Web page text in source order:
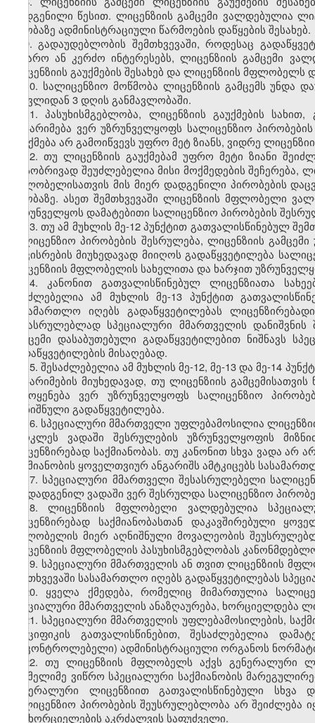
დადგენილი წესით. ლიცენზიის გამცემი ვალდებულია
თაობაზე ადმინისტრაციული წარმოების დაწყების შესახებ.
9. გადაუდებლობის შემთხვევაში, როდესაც
საჯარო ან კერძო ინტერესებს, ლიცენზიის გამცემი
ლიცენზიის გაუქმების შესახებ და ლიცენზიის
10. სალიცენზიო მოწმობა ლიცენზიის გამცემს უნდა
შესვლიდან 3 დღის განმავლობაში.
11. პასუხისმგებლობა, ლიცენზიის გაუქმების
დაჯარიმება ვერ უზრუნველყოფს სალიცენზიო
გაუქმება არ გამოიწვევს უფრო მეტ ზიანს, ვიდრე
12. თუ ლიცენზიის გაუქმებამ უფრო მეტი ზიანი
არსობრივად შეუძლებელია მისი მოქმედების შეჩერება,
მფლობელისათვის მის მიერ დადგენილი პირობების
თაობაზე. ასეთ შემთხვევაში ლიცენზიის მფლობელი
უზრუნველყოს დამატებითი სალიცენზიო პირობების
13. თუ ამ მუხლის მე-12 პუნქტით გათვალისწინებულ
სალიცენზიო პირობების შესრულება, ლიცენზიის
დაკისრების მიუხედავად მიიღოს გადაწყვეტილება
ლიცენზიის მფლობელის სახელითა და ხარჯით
14. კანონით გათვალისწინებულ ლიცენზიათა
შეუძლებელია ამ მუხლის მე-13 პუნქტით
სასამართლო იღებს გადაწყვეტილებას
შესასრულებლად სპეციალური მმართველის დანიშვნის
გამცემი დასაბუთებული გადაწყვეტილებით ნიშნავს
გადაწყვეტილების მისაღებად.
15. შესაძლებელია ამ მუხლის მე-12, მე-13 და მე-14
დაჯარიმების მიუხედავად, თუ ლიცენზიის
გამოყენება ვერ უზრუნველყოფს სალიცენზიო
აღნიშნული გადაწყვეტილება.
16. სპეციალური მმართველი უფლებამოსილია
უმოკლეს ვადაში შესრულების უზრუნველყოფის
ლიცენზირებად საქმიანობას. თუ კანონით სხვა ვადა
საქმიანობის ყოველთვიურ ანგარიშს ამტკიცებს
17. სპეციალური მმართველი შესასრულებელი
თუ დადგენილ ვადაში ვერ შესრულდა სალიცენზიო
18. ლიცენზიის მფლობელი ვალდებულია
ლიცენზირებად საქმიანობასთან დაკავშირებული
მფლობელის მიერ აღნიშნული მოვალეობის
ლიცენზიის მფლობელის პასუხისმგებლობას
19. სპეციალური მმართველის ან თვით ლიცენზიის
შემთხვევაში სასამართლო იღებს გადაწყვეტილებას
20. ყველა ქმედება, რომელიც მიმართულია
სპეციალური მმართველის ანაზღაურება, ხორციელდება
21. სპეციალური მმართველის უფლებამოსილების,
სპეციფიკის გათვალისწინებით, შესაძლებელია
(მაკონტროლებელი) ადმინისტრაციული ორგანოს
22. თუ ლიცენზიის მფლობელს აქვს გენერალური
რომელიმე ვიწრო სპეციალური საქმიანობის
გენერალური ლიცენზიით გათვალისწინებული სხვა
სალიცენზიო პირობების შეუსრულებლობა არ შეიძლება
განხორციელების აკრძალვის საფუძველი.